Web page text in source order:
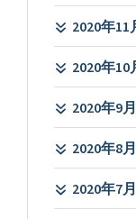
2020年11
2020年10
2020年9月
2020年8月
2020年7月